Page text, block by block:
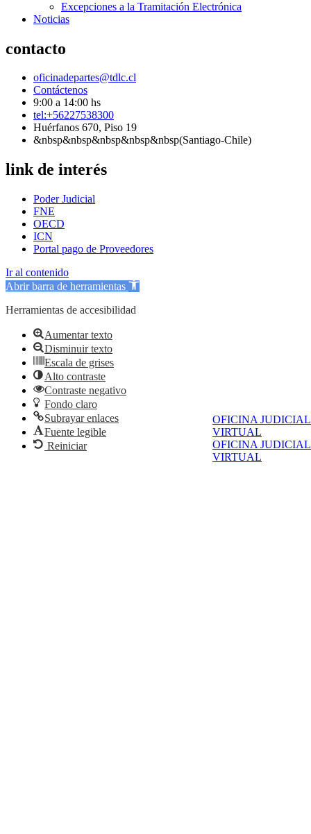
OFICINA JUDICIAL
VIRTUAL
OFICINA JUDICIAL
VIRTUAL
Excepciones a la Tramitación Electrónica
Noticias
contacto
oficinadepartes@tdlc.cl
Contáctenos
9:00 a 14:00 hs
tel:+56227538300
Huérfanos 670, Piso 19
&nbsp&nbsp&nbsp&nbsp&nbsp(Santiago-Chile)
link de interés
Poder Judicial
FNE
OECD
ICN
Portal pago de Proveedores
Ir al contenido
Abrir barra de herramientas
Herramientas de accesibilidad
Aumentar texto
Disminuir texto
Escala de grises
Alto contraste
Contraste negativo
Fondo claro
Subrayar enlaces
Fuente legible
Reiniciar